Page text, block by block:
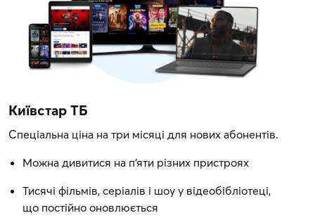
Київстар ТБ
Спеціальна ціна на три місяці для нових абонентів.
Можна дивитися на п'яти різних пристроях
Тисячі фільмів, серіалів і шоу у відеобібліотеці,
що постійно оновлюється